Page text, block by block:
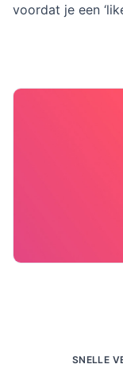
voordat je een
SNELLE